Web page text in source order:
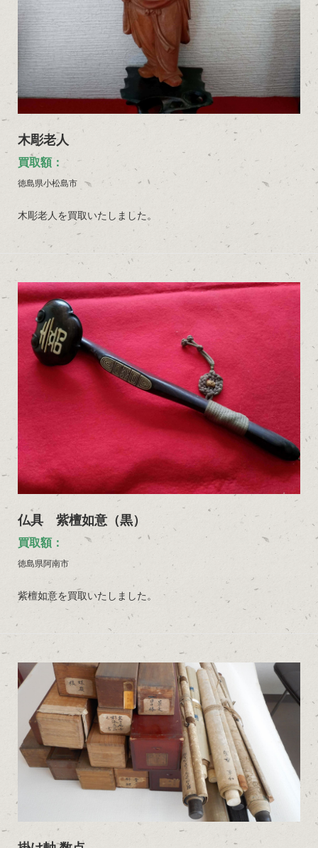
木彫老人
買取額：
徳島県小松島市
木彫老人を買取いたしました。
仏具 紫檀如意（黒）
買取額：
徳島県阿南市
紫檀如意を買取いたしました。